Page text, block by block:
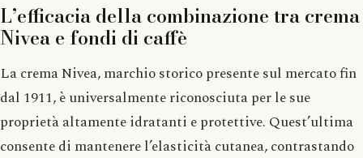
L’efficacia della combinazione tra crema
Nivea e fondi di caffè
La crema Nivea, marchio storico presente sul mercato fin
dal 1911, è universalmente riconosciuta per le sue
proprietà altamente idratanti e protettive. Quest’ultima
consente di mantenere l’elasticità cutanea, contrastando